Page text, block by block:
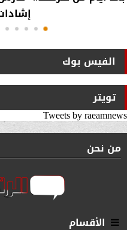
الفيس بوك
تويتر
Tweets by raeamnews
من نحن
الأقسام